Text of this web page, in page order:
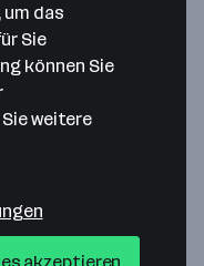
Map data ©2026 Google
das
Sie
können Sie
weitere
akzeptieren